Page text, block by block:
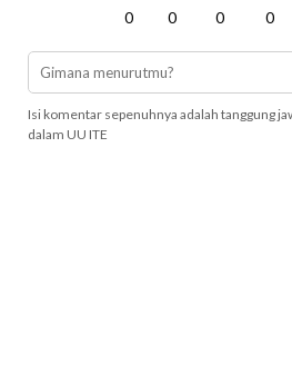
0 0 0 0
Isi komentar sepenuhnya adalah tanggung
dalam UU ITE